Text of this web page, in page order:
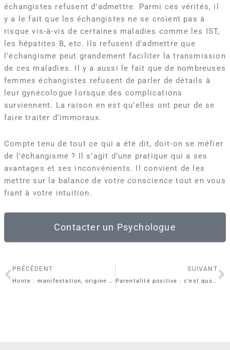
échangistes refusent d’admettre. Parmi ces vérités, il
y a le fait que les échangistes ne se croient pas à
risque vis-à-vis de certaines maladies comme les IST,
les hépatites B, etc. Ils refusent d’admettre que
l’échangisme peut grandement faciliter la transmission
de ces maladies. Il y a aussi le fait que de nombreuses
femmes échangistes refusent de parler de détails à
leur gynécologue lorsque des complications
surviennent. La raison en est qu’elles ont peur de se
faire traiter d’immoraux.
Compte tenu de tout ce qui a été dit, doit-on se méfier
de l’échangisme ? Il s’agit d’une pratique qui a ses
avantages et ses inconvénients. Il convient de les
mettre sur la balance de votre conscience tout en vous
fiant à votre intuition.
Contacter un Psychologue
Précédent
PRÉCÉDENT
Honte : manifestation, origine et gestion de ce sentiment
SUIVANT
Parentalité positive : c’est quoi, comment l’appliquer ?